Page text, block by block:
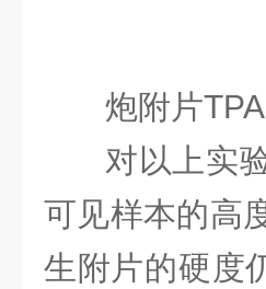
炮附片
对以上实
可见样本的高
生附片的硬度